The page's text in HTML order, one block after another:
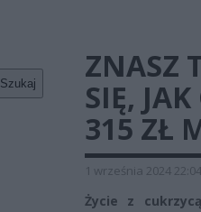
Szukaj
ZNASZ
SIĘ,
315 ZŁ
1 września 2024 22:04
Życie z